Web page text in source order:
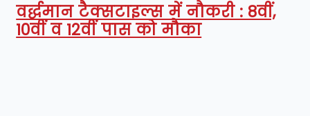
वर्द्धमान टैक्सटाइल्स में नौकरी : 8वीं,
10वीं व 12वीं पास को मौका